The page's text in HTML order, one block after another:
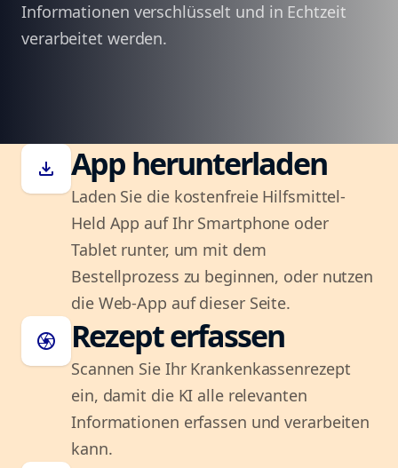
Informationen verschlüsselt und in Echtzeit
verarbeitet werden.
download App herunterladen
Laden Sie die kostenfreie Hilfsmittel-
Held App auf Ihr Smartphone oder
Tablet runter, um mit dem
Bestellprozess zu beginnen, oder nutzen
die Web-App auf dieser Seite.
camera Rezept erfassen
Scannen Sie Ihr Krankenkassenrezept
ein, damit die KI alle relevanten
Informationen erfassen und verarbeiten
kann.